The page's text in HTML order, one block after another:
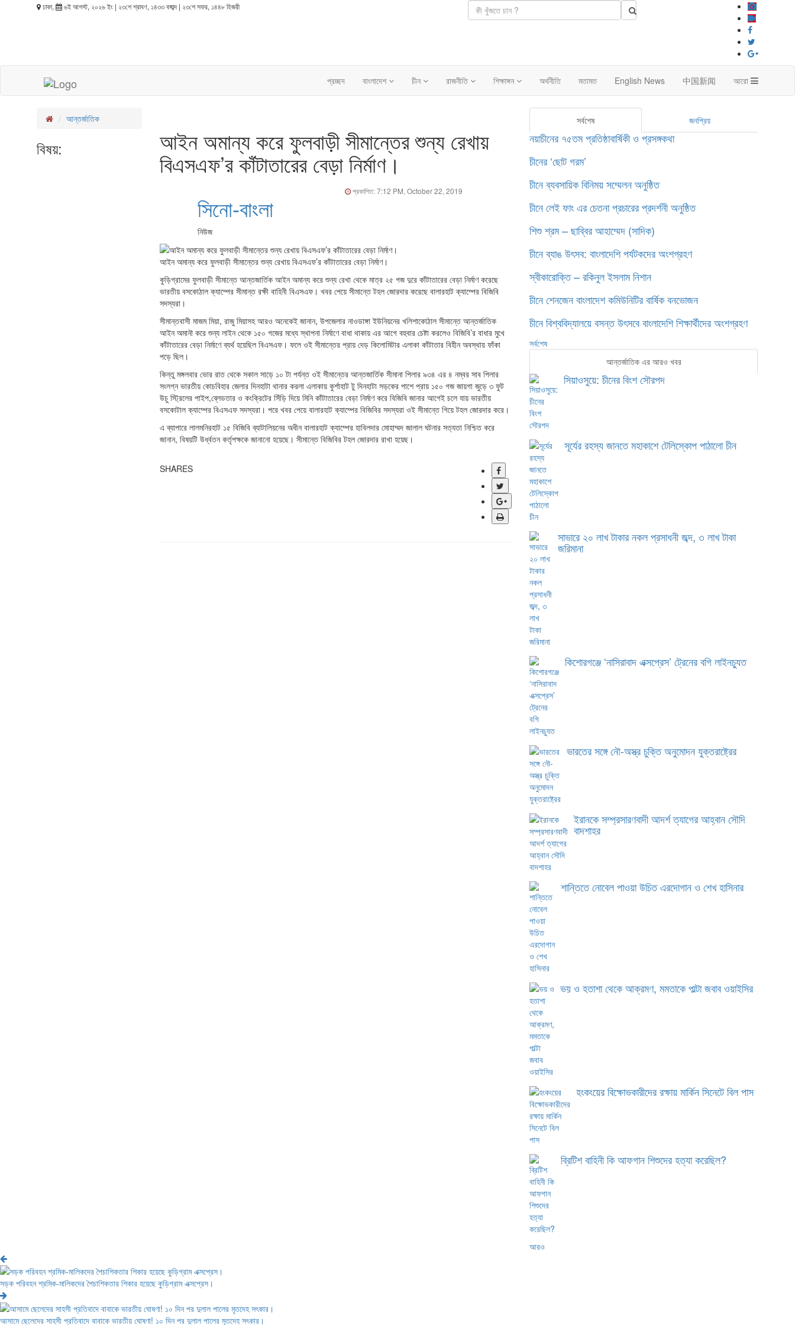
ঢাকা, ৬ই আগস্ট, ২০২৬ ইং | ২৩শে শ্রাবণ, ১৪৩৩ বঙ্গাব্দ | ২৩শে সফর, ১৪৪৮ হিজরী
প্রচ্ছদ বাংলাদেশ চীন রাজনীতি শিক্ষাঙ্গন অর্থনীতি মতামত English News 中国新闻 আরো
আইন অমান্য করে ফুলবাড়ী সীমান্তের শুন্য রেখায়
বিএসএফ’র কাঁটাতারের বেড়া নির্মাণ।
সিনো-বাংলা
নিউজ
প্রকাশিত: 7:12 PM, October 22, 2019
আইন অমান্য করে ফুলবাড়ী সীমান্তের শুন্য রেখায় বিএসএফ’র কাঁটাতারের বেড়া নির্মাণ।
কুড়িগ্রামের ফুলবাড়ী সীমান্তে আন্তজার্তিক আইন অমান্য করে শুন্য রেখা থেকে মাত্র ২৫ গজ দুরে কাঁটাতারের বেড়া নির্মাণ করেছে
ভারতীয় বসকোঠাল ক্যাম্পের সীমান্ত রক্ষী বাহিনী বিএসএফ। খবর পেয়ে সীমান্তে টহল জোরদার করেছে বালারহাট ক্যাম্পের বিজিবি
সদস্যরা।
সীমান্তবাসী মাজম মিয়া, রাজু মিয়াসহ আরও অনেকেই জানান, উপজেলার নাওডাঙ্গা ইউনিয়নের খলিশাকোঠাল সীমান্তে আন্তর্জাতিক
আইন অমানৗ করে শুন্য লাইন থেকে ১৫০ গজের মধ্যে স্থাপনা নির্মাণে বাধা থাকায় এর আগে বহুবার চেষ্টা করলেও বিজিবি’র বাধার মুখে
কাঁটাতারের বেড়া নির্মাণে ব্যর্থ হয়েছিল বিএসএফ। ফলে ওই সীমান্তের প্রায় দেড় কিলোমিটার এলাকা কাঁটাতার বিহীন অবস্থায় ফাঁকা
পড়ে ছিল।
কিন্তু মঙ্গলবার ভোর রাত থেকে সকাল সাড়ে ১০ টা পর্যন্ত ওই সীমান্তের আন্তজার্তিক সীমানা পিলার ৯৩৪ এর ৪ নম্বর সাব পিলার
সংলগ্ন ভারতীয় কোচবিহার জেলার দিনহাটা থানার করলা এলাকায় কুর্শাহাট টু দিনহাটা সড়কের পাশে প্রায় ১৫০ গজ জায়গা জুড়ে ৩ ফুট
উচু স্ট্রিলের পাইপ,ব্লেডতার ও কংক্রিটের সিঁড়ি দিয়ে মিনি কাঁটাতারের বেড়া নির্মাণ করে বিজিবি জানার আগেই চলে যায় ভারতীয়
বসকোটাল ক্যাম্পের বিএসএফ সদস্যরা। পরে খবর পেয়ে বালারহাট ক্যাম্পের বিজিবির সদস্যরা ওই সীমান্তে গিয়ে টহল জোরদার করে।
এ ব্যাপারে লালমনিরহাট ১৫ বিজিবি ব্যাটালিয়নের অধীন বালারহাট ক্যাম্পের হাবিলদার মোহাম্মদ জালাল ঘটনার সত্যতা নিশ্চিত করে
জানান, বিষয়টি উর্ধ্বতন কর্তৃপক্ষকে জানানো হয়েছে। সীমান্তে বিজিবির টহল জোরদার রাখা হয়েছ।
SHARES
আন্তর্জাতিক
বিষয়:
সর্বশেষ জনপ্রিয়
নয়াচীনের ৭৫তম প্রতিষ্ঠাবার্ষিকী ও প্রসঙ্গকথা
চীনের ‘ছোট গরম’
চীনে ব্যবসায়িক বিনিময় সম্মেলন অনুষ্ঠিত
চীনে লেই ফাং এর চেতনা প্রচারের প্রদর্শনী অনুষ্ঠিত
শিশু শ্রম – ছাব্বির আহাম্মেদ (সাদিক)
চীনে ব্যাঙ উৎসব: বাংলাদেশি পর্যটকদের অংশগ্রহণ
স্বীকারোক্তি – রকিনুল ইসলাম নিশান
চীনে শেনজেন বাংলাদেশ কমিউনিটির বার্ষিক বনভোজন
চীনে বিশ্ববিদ্যালয়ে বসন্ত উৎসবে বাংলাদেশি শিক্ষার্থীদের অংশগ্রহণ
সর্বশেষ
আন্তর্জাতিক এর আরও খবর
সিয়াওসুয়ে: চীনের বিংশ সৌরপদ
সূর্যের রহস্য জানতে মহাকাশে টেলিস্কোপ পাঠালো চীন
সাভারে ২০ লাখ টাকার নকল প্রসাধনী জব্দ, ৩ লাখ টাকা
জরিমানা
কিশোরগঞ্জে ‘নাসিরাবাদ এক্সপ্রেস’ ট্রেনের বগি লাইনচ্যুত
ভারতের সঙ্গে নৌ-অস্ত্র চুক্তি অনুমোদন যুক্তরাষ্ট্রের
ইরানকে সম্প্রসারণবাদী আদর্শ ত্যাগের আহ্বান সৌদি
বাদশাহর
শান্তিতে নোবেল পাওয়া উচিত এরদোগান ও শেখ হাসিনার
ভয় ও হতাশা থেকে আক্রমণ, মমতাকে পাল্টা জবাব ওয়াইসির
হংকংয়ের বিক্ষোভকারীদের রক্ষায় মার্কিন সিনেটে বিল পাস
ব্রিটিশ বাহিনী কি আফগান শিশুদের হত্যা করেছিল?
আরও
সড়ক পরিবহন শ্রমিক-মালিকদের পৈচাশিকতার শিকার হয়েছে কুড়িগ্রাম এক্সপ্রেস।
আসামে ছেলেদের সাহসী প্রতিবাদে বাবাকে ভারতীয় ঘোষণা! ১০ দিন পর দুলাল পালের মৃতদেহ সৎকার।